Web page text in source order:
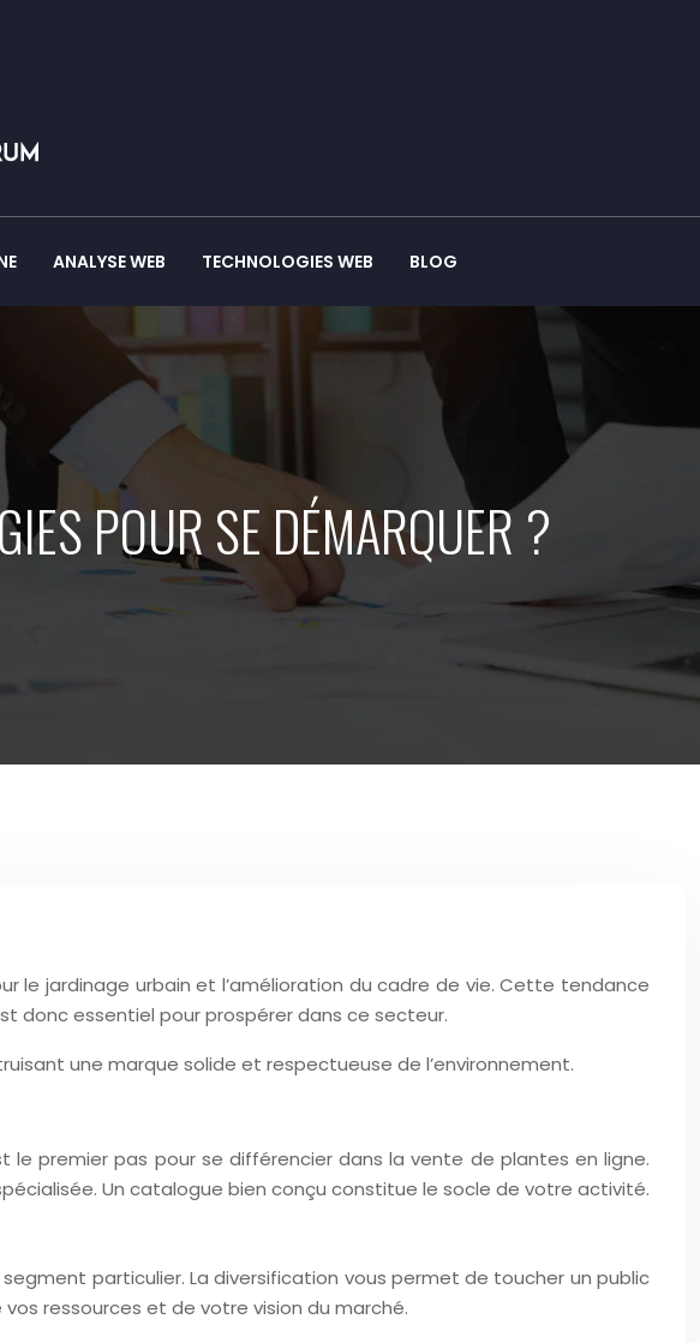
ANALYSE WEB TECHNOLOGIES WEB BLOG
POUR SE DÉMARQUER ?
le jardinage urbain et l’amélioration du cadre de vie. Cette tendance
donc essentiel pour prospérer dans ce secteur.
une marque solide et respectueuse de l’environnement.
premier pas pour se différencier dans la vente de plantes en ligne.
Un catalogue bien conçu constitue le socle de votre activité.
particulier. La diversification vous permet de toucher un public
ressources et de votre vision du marché.